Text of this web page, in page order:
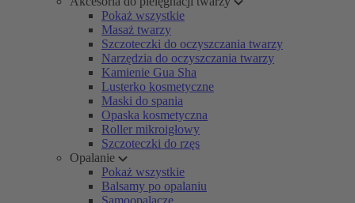
Pokaż wszystkie
Masaż twarzy
Szczoteczki do oczyszczania twarzy
Narzędzia do oczyszczania twarzy
Kamienie Gua Sha
Lusterko kosmetyczne
Maski do spania
Opaska kosmetyczna
Roller mikroigłowy
Szczoteczki do rzęs
Opalanie
Pokaż wszystkie
Balsamy po opalaniu
Samoopalacze